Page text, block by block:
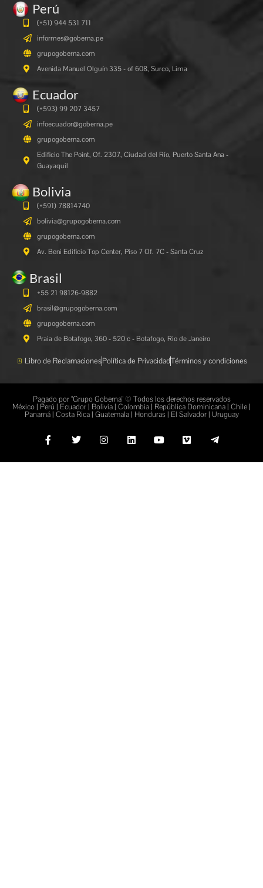
Perú
(+51) 944 531 711
informes@goberna.pe
grupogoberna.com
Avenida Manuel Olguín 335 - of 608, Surco, Lima
Ecuador
(+593) 99 207 3457
infoecuador@goberna.pe
grupogoberna.com
Edificio The Point, Of. 2307, Ciudad del Río, Puerto Santa Ana -
Guayaquil
Bolivia
(+591) 78814740
bolivia@grupogoberna.com
grupogoberna.com
Av. Beni Edificio Top Center, Piso 7 Of. 7C - Santa Cruz
Brasil
+55 21 98126-9882
brasil@grupogoberna.com
grupogoberna.com
Praia de Botafogo, 360 - 520 c - Botafogo, Rio de Janeiro
Libro de ReclamacionesPolítica de PrivacidadTérminos y condiciones
Pagado por "Grupo Goberna" © Todos los derechos reservados
México | Perú | Ecuador | Bolivia | Colombia | República Dominicana | Chile |
Panamá | Costa Rica | Guatemala | Honduras | El Salvador | Uruguay